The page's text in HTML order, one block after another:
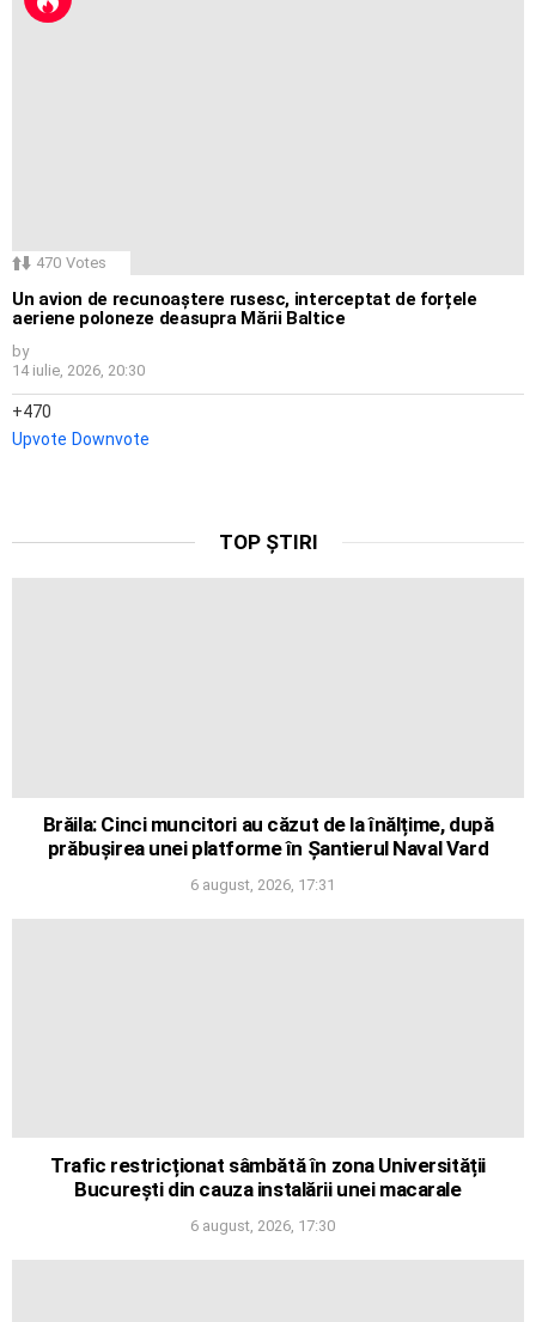
470 Votes
Un avion de recunoaștere rusesc, interceptat de forțele
aeriene poloneze deasupra Mării Baltice
by
14 iulie, 2026, 20:30
470
Upvote Downvote
TOP ȘTIRI
Brăila: Cinci muncitori au căzut de la înălțime, după
prăbușirea unei platforme în Șantierul Naval Vard
6 august, 2026, 17:31
Trafic restricționat sâmbătă în zona Universității
București din cauza instalării unei macarale
6 august, 2026, 17:30